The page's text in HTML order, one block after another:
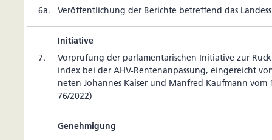
6a.
Ver­öf­fent­li­chung der Berichte betref­fend das
Initiative
7.
Vor­prü­fung der par­la­men­ta­ri­schen Ini­tia­tive zur
index bei der AHV-Ren­tenan­pas­sung, ein­ge­reicht
neten Johannes Kaiser und Man­fred Kauf­mann vom
76/2022)
Genehmigung